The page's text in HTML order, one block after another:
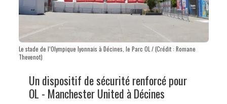
Le stade de l’Olympique lyonnais à Décines, le Parc OL / (Crédit : Romane
Thevenot)
Un dispositif de sécurité renforcé pour
OL - Manchester United à Décines